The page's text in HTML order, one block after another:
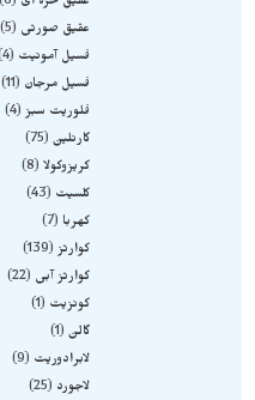
عقیق صورتی
5
فسیل آمونیت
4
فسیل مرجان
11
فلوریت سبز 4
کارنلین 75
کریزوکولا 8
کلسیت
43
کهربا
7
کوارتز 139
کوارتز آبی
22
کونزیت
1
گالن 1
لابرادوریت
9
لاجورد
25